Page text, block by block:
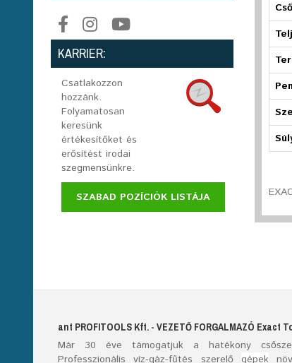
KARRIER:
Csatlakozzon
hozzánk.
Folyamatosan
keresünk
értékesítőket és
erősítést irodai
szegmensünkre.
SZABAD POZÍCIÓK LISTÁJA
ant PROFITOOLS Kft. - VEZETŐ FORGALMAZÓ Exact T
Már 30éve támogatjuk a hatékony
Professzionális víz-gáz-fűtés szerelő gépek